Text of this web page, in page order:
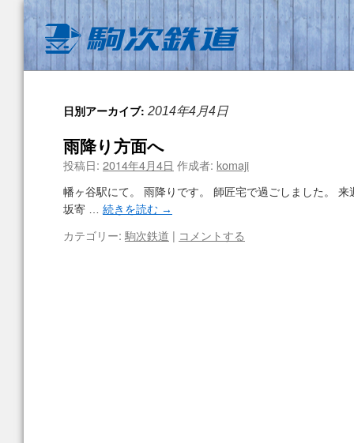
日別アーカイブ: 2014年4月4日
雨降り方面へ
投稿日: 2014年4月4日 作成者: komaji
幡ヶ谷駅にて。 雨降りです。 師匠宅で過ごしました。 来
坂寄 … 続きを読む →
カテゴリー: 駒次鉄道 | コメントする